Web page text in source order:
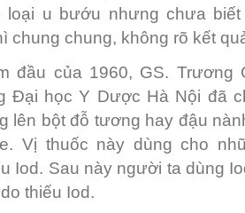
loại u bướu nhưng chưa
chung chung, không rõ kết
đầu của 1960, GS. Trương
Đại học Y Dược Hà Nội đã
lên bột đỗ tương hay đậu
Vị thuốc này dùng cho
Iod. Sau này người ta dùng
thiếu Iod.